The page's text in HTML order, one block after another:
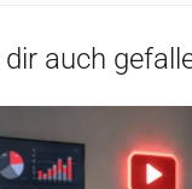
auch